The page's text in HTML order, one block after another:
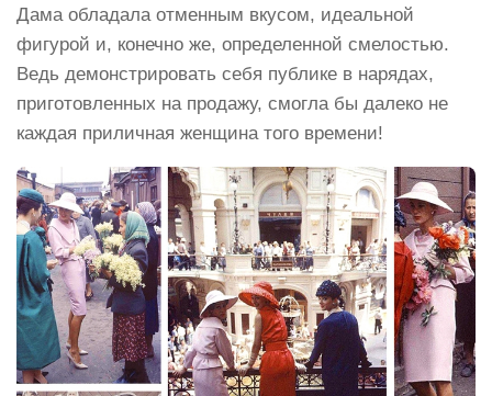
Дама обладала отменным вкусом, идеальной
фигурой и, конечно же, определенной смелостью.
Ведь демонстрировать себя публике в нарядах,
приготовленных на продажу, смогла бы далеко не
каждая приличная женщина того времени!